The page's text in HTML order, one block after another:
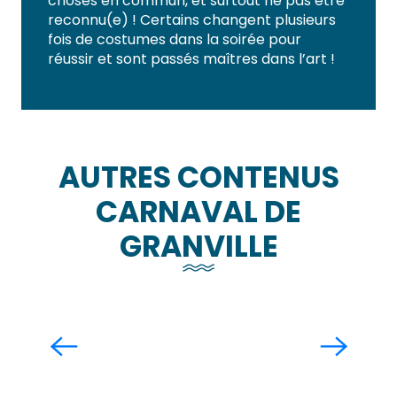
reconnu(e) ! Certains changent plusieurs
fois de costumes dans la soirée pour
réussir et sont passés maîtres dans l’art !
AUTRES CONTENUS
CARNAVAL DE
GRANVILLE
152e édition du Carnaval de